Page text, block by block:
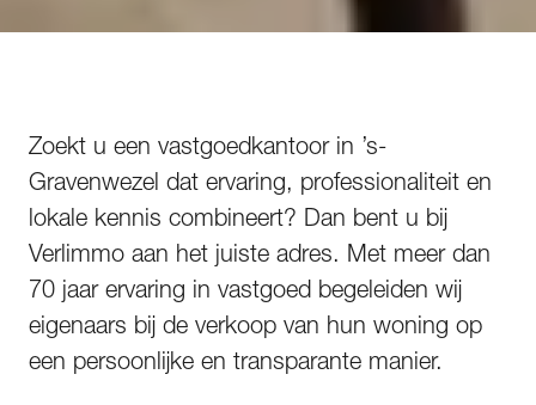
Zoekt u een vastgoedkantoor in ’s-
Gravenwezel dat ervaring, professionaliteit en
lokale kennis combineert? Dan bent u bij
Verlimmo aan het juiste adres. Met meer dan
70 jaar ervaring in vastgoed begeleiden wij
eigenaars bij de verkoop van hun woning op
een persoonlijke en transparante manier.